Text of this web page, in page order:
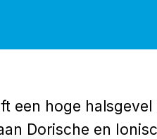
een hoge
Dorische en